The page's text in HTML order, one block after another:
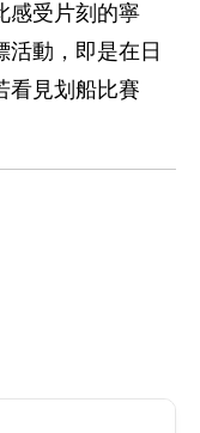
感受片刻的寧
活動，即是在日
看見划船比賽